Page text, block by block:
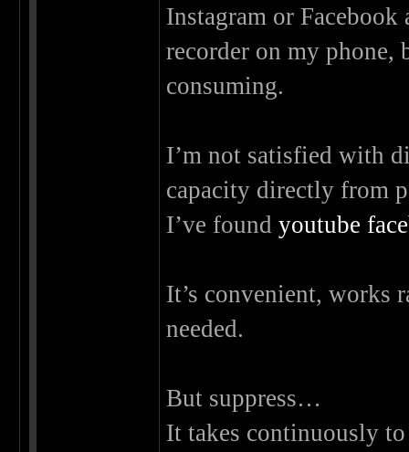
Instagram or Facebook
recorder on my phone,
consuming.
I’m not satisfied with
capacity directly from
I’ve foundyoutube
It’s convenient, works
needed.
But suppress…
It takes continuously